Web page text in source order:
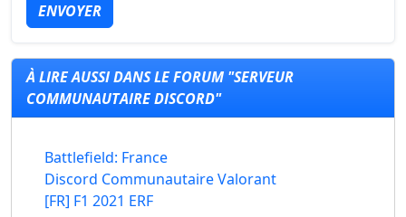
ENVOYER
À LIRE AUSSI DANS LE FORUM "SERVEUR
COMMUNAUTAIRE DISCORD"
Battlefield: France
Discord Communautaire Valorant
[FR] F1 2021 ERF